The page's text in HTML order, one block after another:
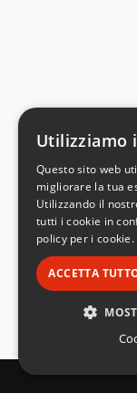
Utilizziamo
Questo sito web
migliorare la tua
Utilizzando il
tutti i cookie in
policy per i cookie.
ACCETTA